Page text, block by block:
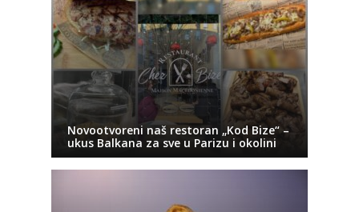
Novootvoreni naš restoran „Kod Bize“ –
ukus Balkana za sve u Parizu i okolini